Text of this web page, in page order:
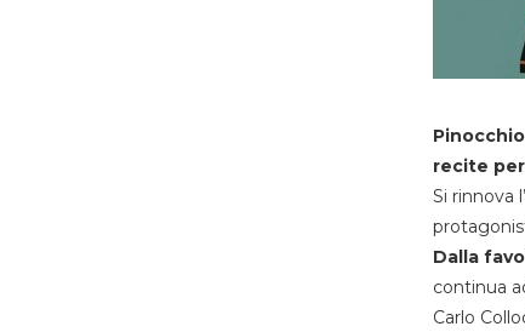
recite
Si rinnova
Dalla
continua
Carlo